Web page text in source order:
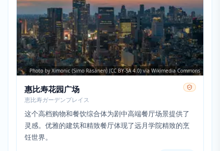
Photo by Ximonic (Simo Räsänen) (CC BY-SA 4.0) via Wikimedia Commons
惠比寿花园广场
恵比寿ガーデンプレイス
这个高档购物和餐饮综合体为剧中高端餐厅场景提供了
灵感。优雅的建筑和精致餐厅体现了远月学院精致的烹
饪世界。